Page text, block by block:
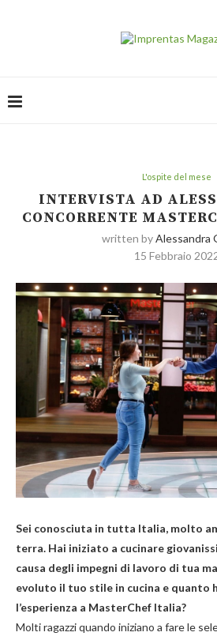
L'ospite del mese
INTERVISTA AD
CONCORRENTE
written byAlessandra
15 Febbraio
Sei conosciuta in tutta Italia, molto
terra. Hai iniziato a cucinare
causa degli impegni di lavoro di tua
evoluto il tuo stile in cucina e quanto
l’esperienza a MasterChef Italia?
Molti ragazzi quando iniziano a fare le